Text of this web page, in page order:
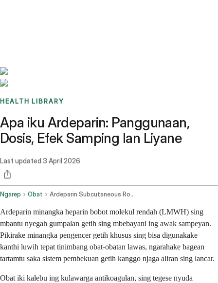
HEALTH LIBRARY
Apa iku Ardeparin: Panggunaan,
Dosis, Efek Samping lan Liyane
Last updated 3 April 2026
Ngarep Obat Ardeparin Subcutaneous Route
Ardeparin minangka heparin bobot molekul rendah (LMWH) sing
mbantu nyegah gumpalan getih sing mbebayani ing awak sampeyan.
Pikirake minangka pengencer getih khusus sing bisa digunakake
kanthi luwih tepat tinimbang obat-obatan lawas, ngarahake bagean
tartamtu saka sistem pembekuan getih kanggo njaga aliran sing lancar.
Obat iki kalebu ing kulawarga antikoagulan, sing tegese nyuda